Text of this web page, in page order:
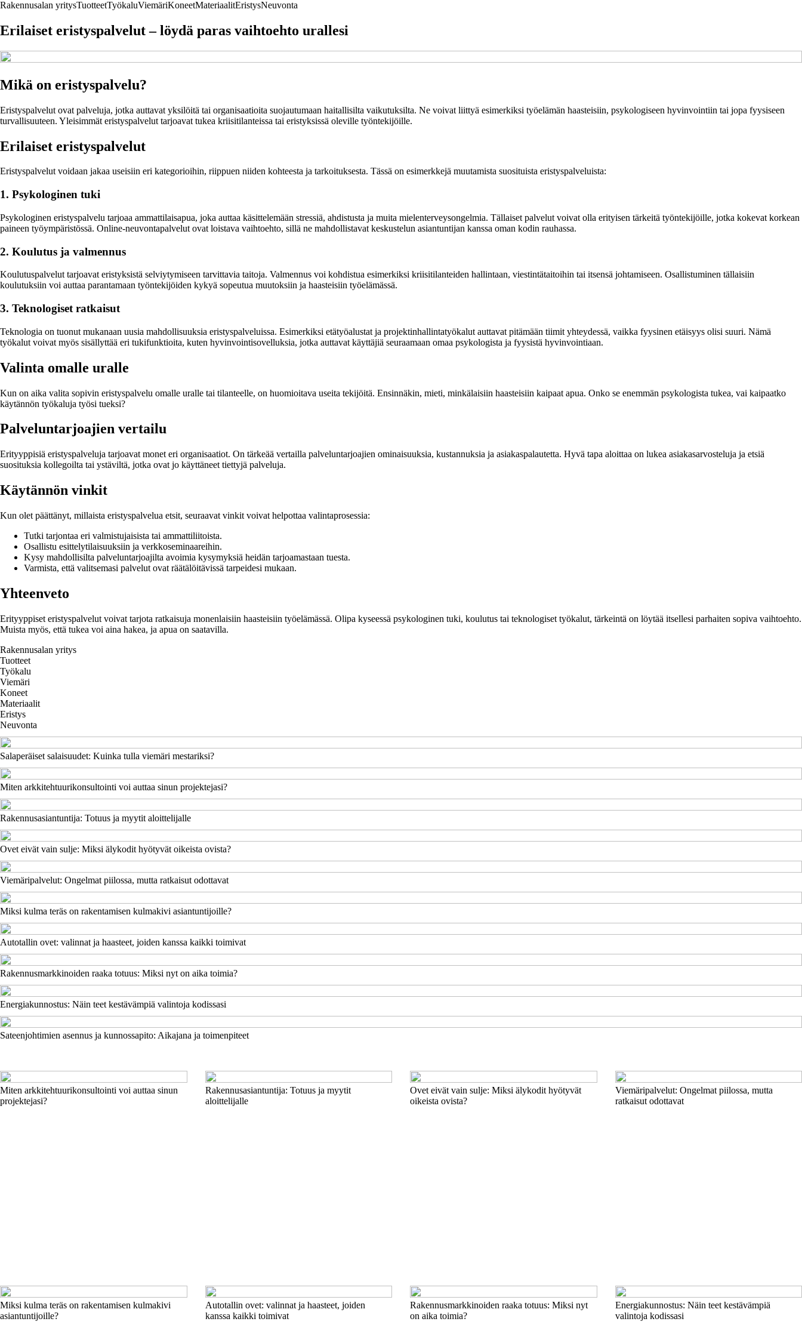
Rakennusalan yritysTuotteetTyökaluViemäriKoneetMateriaalitEristysNeuvonta
Erilaiset eristyspalvelut – löydä paras vaihtoehto urallesi
Mikä on eristyspalvelu?
Eristyspalvelut ovat palveluja, jotka auttavat yksilöitä tai organisaatioita suojautumaan haitallisilta vaikutuksilta. Ne voivat liittyä esimerkiksi työelämän haasteisiin, psykologiseen hyvinvointiin tai jopa fyysiseen
turvallisuuteen. Yleisimmät eristyspalvelut tarjoavat tukea kriisitilanteissa tai eristyksissä oleville työntekijöille.
Erilaiset eristyspalvelut
Eristyspalvelut voidaan jakaa useisiin eri kategorioihin, riippuen niiden kohteesta ja tarkoituksesta. Tässä on esimerkkejä muutamista suosituista eristyspalveluista:
1. Psykologinen tuki
Psykologinen eristyspalvelu tarjoaa ammattilaisapua, joka auttaa käsittelemään stressiä, ahdistusta ja muita mielenterveysongelmia. Tällaiset palvelut voivat olla erityisen tärkeitä työntekijöille, jotka kokevat korkean
paineen työympäristössä. Online-neuvontapalvelut ovat loistava vaihtoehto, sillä ne mahdollistavat keskustelun asiantuntijan kanssa oman kodin rauhassa.
2. Koulutus ja valmennus
Koulutuspalvelut tarjoavat eristyksistä selviytymiseen tarvittavia taitoja. Valmennus voi kohdistua esimerkiksi kriisitilanteiden hallintaan, viestintätaitoihin tai itsensä johtamiseen. Osallistuminen tällaisiin
koulutuksiin voi auttaa parantamaan työntekijöiden kykyä sopeutua muutoksiin ja haasteisiin työelämässä.
3. Teknologiset ratkaisut
Teknologia on tuonut mukanaan uusia mahdollisuuksia eristyspalveluissa. Esimerkiksi etätyöalustat ja projektinhallintatyökalut auttavat pitämään tiimit yhteydessä, vaikka fyysinen etäisyys olisi suuri. Nämä
työkalut voivat myös sisällyttää eri tukifunktioita, kuten hyvinvointisovelluksia, jotka auttavat käyttäjiä seuraamaan omaa psykologista ja fyysistä hyvinvointiaan.
Valinta omalle uralle
Kun on aika valita sopivin eristyspalvelu omalle uralle tai tilanteelle, on huomioitava useita tekijöitä. Ensinnäkin, mieti, minkälaisiin haasteisiin kaipaat apua. Onko se enemmän psykologista tukea, vai kaipaatko
käytännön työkaluja työsi tueksi?
Palveluntarjoajien vertailu
Erityyppisiä eristyspalveluja tarjoavat monet eri organisaatiot. On tärkeää vertailla palveluntarjoajien ominaisuuksia, kustannuksia ja asiakaspalautetta. Hyvä tapa aloittaa on lukea asiakasarvosteluja ja etsiä
suosituksia kollegoilta tai ystäviltä, jotka ovat jo käyttäneet tiettyjä palveluja.
Käytännön vinkit
Kun olet päättänyt, millaista eristyspalvelua etsit, seuraavat vinkit voivat helpottaa valintaprosessia:
Tutki tarjontaa eri valmistujaisista tai ammattiliitoista.
Osallistu esittelytilaisuuksiin ja verkkoseminaareihin.
Kysy mahdollisilta palveluntarjoajilta avoimia kysymyksiä heidän tarjoamastaan tuesta.
Varmista, että valitsemasi palvelut ovat räätälöitävissä tarpeidesi mukaan.
Yhteenveto
Erityyppiset eristyspalvelut voivat tarjota ratkaisuja monenlaisiin haasteisiin työelämässä. Olipa kyseessä psykologinen tuki, koulutus tai teknologiset työkalut, tärkeintä on löytää itsellesi parhaiten sopiva vaihtoehto.
Muista myös, että tukea voi aina hakea, ja apua on saatavilla.
Rakennusalan yritys
Tuotteet
Työkalu
Viemäri
Koneet
Materiaalit
Eristys
Neuvonta
Salaperäiset salaisuudet: Kuinka tulla viemäri mestariksi?
Miten arkkitehtuurikonsultointi voi auttaa sinun projektejasi?
Rakennusasiantuntija: Totuus ja myytit aloittelijalle
Ovet eivät vain sulje: Miksi älykodit hyötyvät oikeista ovista?
Viemäripalvelut: Ongelmat piilossa, mutta ratkaisut odottavat
Miksi kulma teräs on rakentamisen kulmakivi asiantuntijoille?
Autotallin ovet: valinnat ja haasteet, joiden kanssa kaikki toimivat
Rakennusmarkkinoiden raaka totuus: Miksi nyt on aika toimia?
Energiakunnostus: Näin teet kestävämpiä valintoja kodissasi
Sateenjohtimien asennus ja kunnossapito: Aikajana ja toimenpiteet
Miten arkkitehtuurikonsultointi voi auttaa sinun
projektejasi?
Rakennusasiantuntija: Totuus ja myytit
aloittelijalle
Ovet eivät vain sulje: Miksi älykodit hyötyvät
oikeista ovista?
Viemäripalvelut: Ongelmat piilossa, mutta
ratkaisut odottavat
Miksi kulma teräs on rakentamisen kulmakivi
asiantuntijoille?
Autotallin ovet: valinnat ja haasteet, joiden
kanssa kaikki toimivat
Rakennusmarkkinoiden raaka totuus: Miksi nyt
on aika toimia?
Energiakunnostus: Näin teet kestävämpiä
valintoja kodissasi